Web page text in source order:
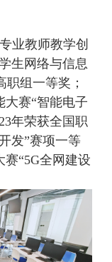
业教师教学创
生网络与信息
职组一等奖；
大赛“智能电子
年荣获全国职
发”赛项一等
“5G全网建设